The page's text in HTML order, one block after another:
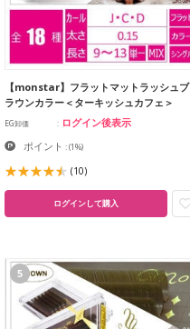
【monstar】フラットマットラッシュブ
ラウンカラー＜ターキッシュカフェ＞
EG卸価 ログイン後表示
ポイント :(1%)
(10)
ログインして購入
5